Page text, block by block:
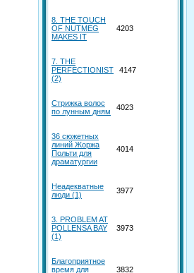
8. THE TOUCH
OF NUTMEG
MAKES IT
4203
7. THE
PERFECTIONIST
(2)
4147
Стрижка волос
по лунным дням
4023
36 сюжетных
линий Жоржа
Польти для
драматургии
4014
Неадекватные
люди (1)
3977
3. PROBLEM AT
POLLENSA BAY
(1)
3973
Благоприятное
время для
3832